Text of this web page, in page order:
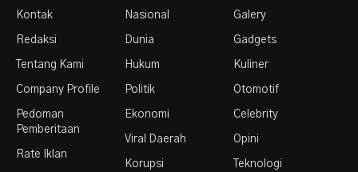
Kontak
Redaksi
Tentang Kami
Company Profile
Pedoman
Pemberitaan
Rate Iklan
Nasional
Dunia
Hukum
Politik
Ekonomi
Viral Daerah
Korupsi
Galery
Gadgets
Kuliner
Otomotif
Celebrity
Opini
Teknologi